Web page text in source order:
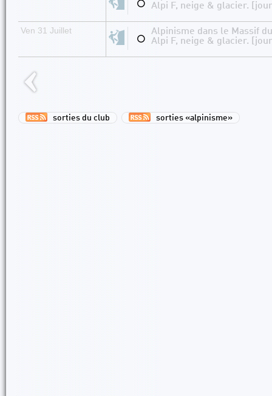
⚪
Alpi F, neige & glacier.
Ven 31 Juillet
⚪
Alpinisme dans le Massif
Alpi F, neige & glacier.
sorties du club sorties «alpinisme»